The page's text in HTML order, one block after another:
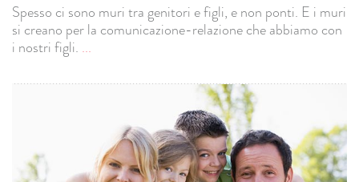
Spesso ci sono muri tra genitori e figli, e non ponti. E i muri
si creano per la comunicazione-relazione che abbiamo con
i nostri figli. ...